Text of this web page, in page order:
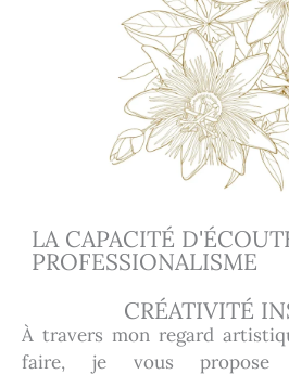
LA CAPACITÉ
PROFESSIONALISME
CRÉATIVITÉ
À travers mon regard
faire, je vous propose